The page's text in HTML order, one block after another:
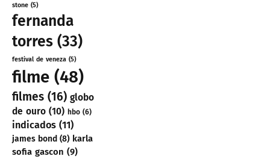
stone (5)
fernanda
torres (33)
festival de veneza (5)
filme (48)
filmes (16) globo
de ouro (10) hbo (6)
indicados (11)
james bond (8) karla
sofia gascon (9)